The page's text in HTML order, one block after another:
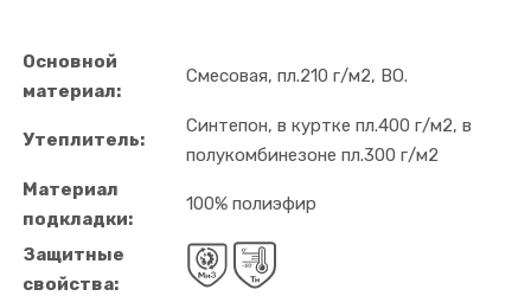
Основной
материал:
Смесовая, пл.210 г/м2, ВО.
Утеплитель:
Синтепон, в куртке пл.400 г/м2, в
полукомбинезоне пл.300 г/м2
Материал
подкладки:
100% полиэфир
Защитные
свойства: